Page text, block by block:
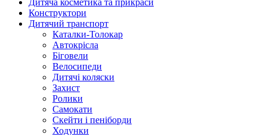
Конструктори
Дитячий транспорт
Каталки-Толокар
Автокрісла
Біговели
Велосипеди
Дитячі коляски
Захист
Ролики
Самокати
Скейти і пеніборди
Ходунки